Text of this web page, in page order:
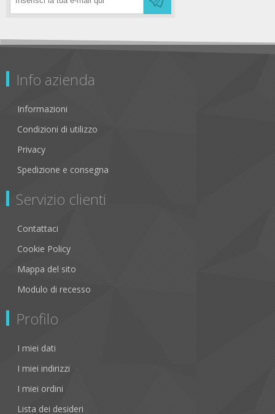
Info azienda
Informazioni
Condizioni di utilizzo
Privacy
Spedizione e consegna
Servizio clienti
Contattaci
Cookie Policy
Mappa del sito
Modulo di recesso
Profilo
I miei dati
I miei indirizzi
I miei ordini
Lista dei desideri